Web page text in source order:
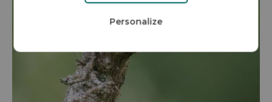
Personalize